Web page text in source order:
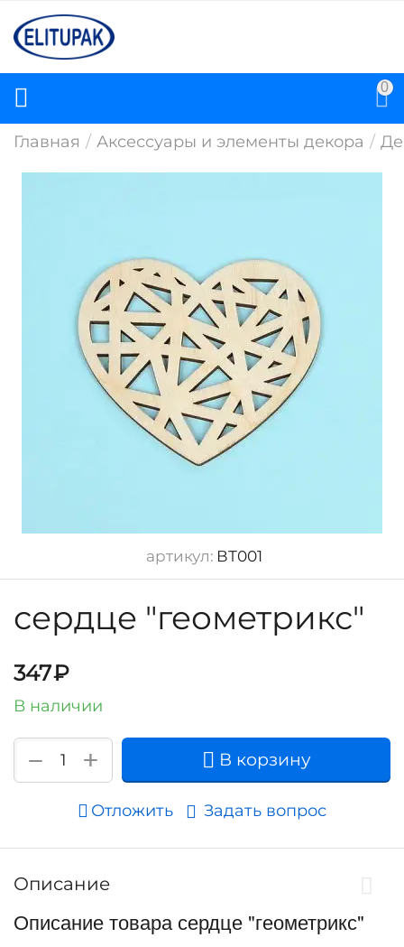
0
Главная / Аксессуары и элементы декора /
артикул: ВТ001
сердце "геометрикс"
347₽
В наличии
+
− В корзину
Отложить Задать вопрос
Описание
Описание товара сердце "геометрикс"